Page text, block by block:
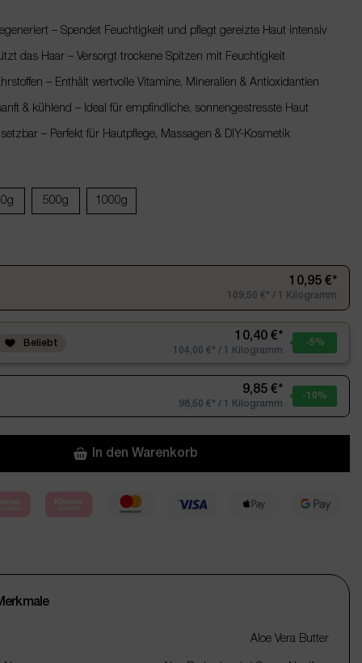
– Spendet Feuchtigkeit und pflegt gereizte Haut intensiv
das Haar – Versorgt trockene Spitzen mit Feuchtigkeit
– Enthält wertvolle Vitamine, Mineralien & Antioxidantien
& kühlend – Ideal für empfindliche, sonnengestresste Haut
– Perfekt für Hautpflege, Massagen & DIY-Kosmetik
500g 1000g
10,95 €*
109,50 €* / 1 Kilogramm
Beliebt
10,40 €*
104,00 €* / 1 Kilogramm
-5%
9,85 €*
98,50 €* / 1 Kilogramm
-10%
In den Warenkorb
Aloe Vera Butter